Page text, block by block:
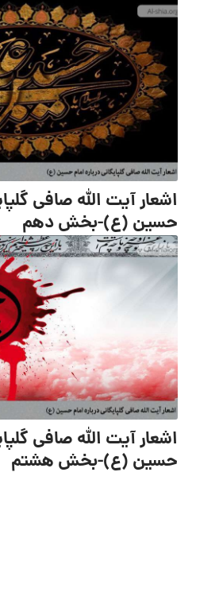
اشعار آیت الله صافی
حسین (ع)-بخش دهم
اشعار آیت الله صافی
حسین (ع)-بخش هشتم